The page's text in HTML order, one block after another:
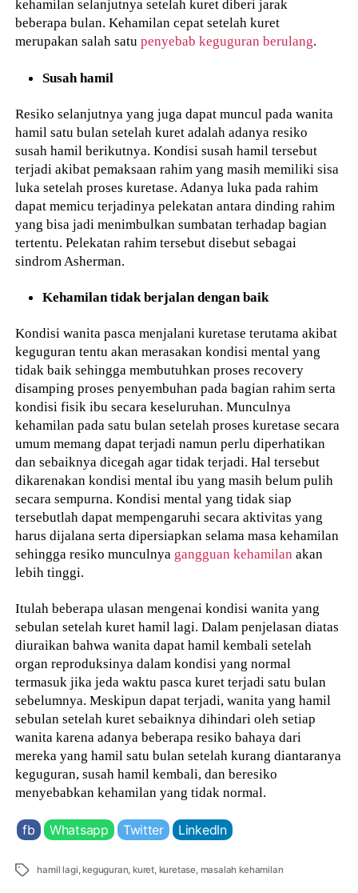
kehamilan selanjutnya setelah kuret diberi jarak
beberapa bulan. Kehamilan cepat setelah kuret
merupakan salah satupenyebab keguguran berulang.
Susah hamil
Resiko selanjutnya yang juga dapat muncul pada wanita
hamil satu bulan setelah kuret adalah adanya resiko
susah hamil berikutnya. Kondisi susah hamil tersebut
terjadi akibat pemaksaan rahim yang masih memiliki sisa
luka setelah proses kuretase. Adanya luka pada rahim
dapat memicu terjadinya pelekatan antara dinding rahim
yang bisa jadi menimbulkan sumbatan terhadap bagian
tertentu. Pelekatan rahim tersebut disebut sebagai
sindrom Asherman.
Kehamilan tidak berjalan dengan baik
Kondisi wanita pasca menjalani kuretase terutama akibat
keguguran tentu akan merasakan kondisi mental yang
tidak baik sehingga membutuhkan proses recovery
disamping proses penyembuhan pada bagian rahim serta
kondisi fisik ibu secara keseluruhan. Munculnya
kehamilan pada satu bulan setelah proses kuretase secara
umum memang dapat terjadi namun perlu diperhatikan
dan sebaiknya dicegah agar tidak terjadi. Hal tersebut
dikarenakan kondisi mental ibu yang masih belum pulih
secara sempurna. Kondisi mental yang tidak siap
tersebutlah dapat mempengaruhi secara aktivitas yang
harus dijalana serta dipersiapkan selama masa kehamilan
sehingga resiko munculnya gangguan kehamilan akan
lebih tinggi.
Itulah beberapa ulasan mengenai kondisi wanita yang
sebulan setelah kuret hamil lagi. Dalam penjelasan diatas
diuraikan bahwa wanita dapat hamil kembali setelah
organ reproduksinya dalam kondisi yang normal
termasuk jika jeda waktu pasca kuret terjadi satu bulan
sebelumnya. Meskipun dapat terjadi, wanita yang hamil
sebulan setelah kuret sebaiknya dihindari oleh setiap
wanita karena adanya beberapa resiko bahaya dari
mereka yang hamil satu bulan setelah kurang diantaranya
keguguran, susah hamil kembali, dan beresiko
menyebabkan kehamilan yang tidak normal.
fb Whatsapp Twitter LinkedIn
Tags hamil lagi, keguguran, kuret, kuretase, masalah kehamilan